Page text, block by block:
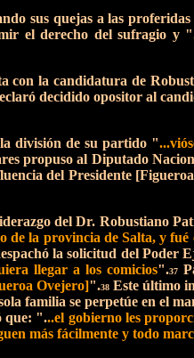
sus quejas a las
el derecho del sufragio y "
con la candidatura de
decidido opositor al
división de su partido "
propuso al Diputado
del Presidente
del Dr. Robustiano
de la provincia de Salta, y
la solicitud del Poder
llegar a los comicios".37
Ovejero]".38Este último
familia se perpetúe en el
que: "...el gobierno les
más fácilmente y todo